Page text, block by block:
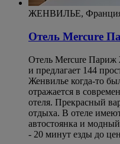
ЖЕНВИЛЬЕ,
Отель Mercure
Отель Mercure Париж
и предлагает 144
Женвилье когда-то
отражается в
отеля. Прекрасный
отдыха. В отеле
автостоянка и
- 20 минут езды до